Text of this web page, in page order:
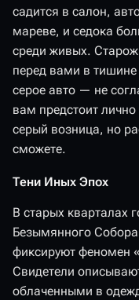
садится в салон,
мареве, и седока
среди живых.
перед вами в тишине
серое авто — не
вам предстоит
серый возница, но
сможете.
Тени Иных Эпох
В старых кварталах
Безымянного
фиксируют феномен
Свидетели
облаченными в